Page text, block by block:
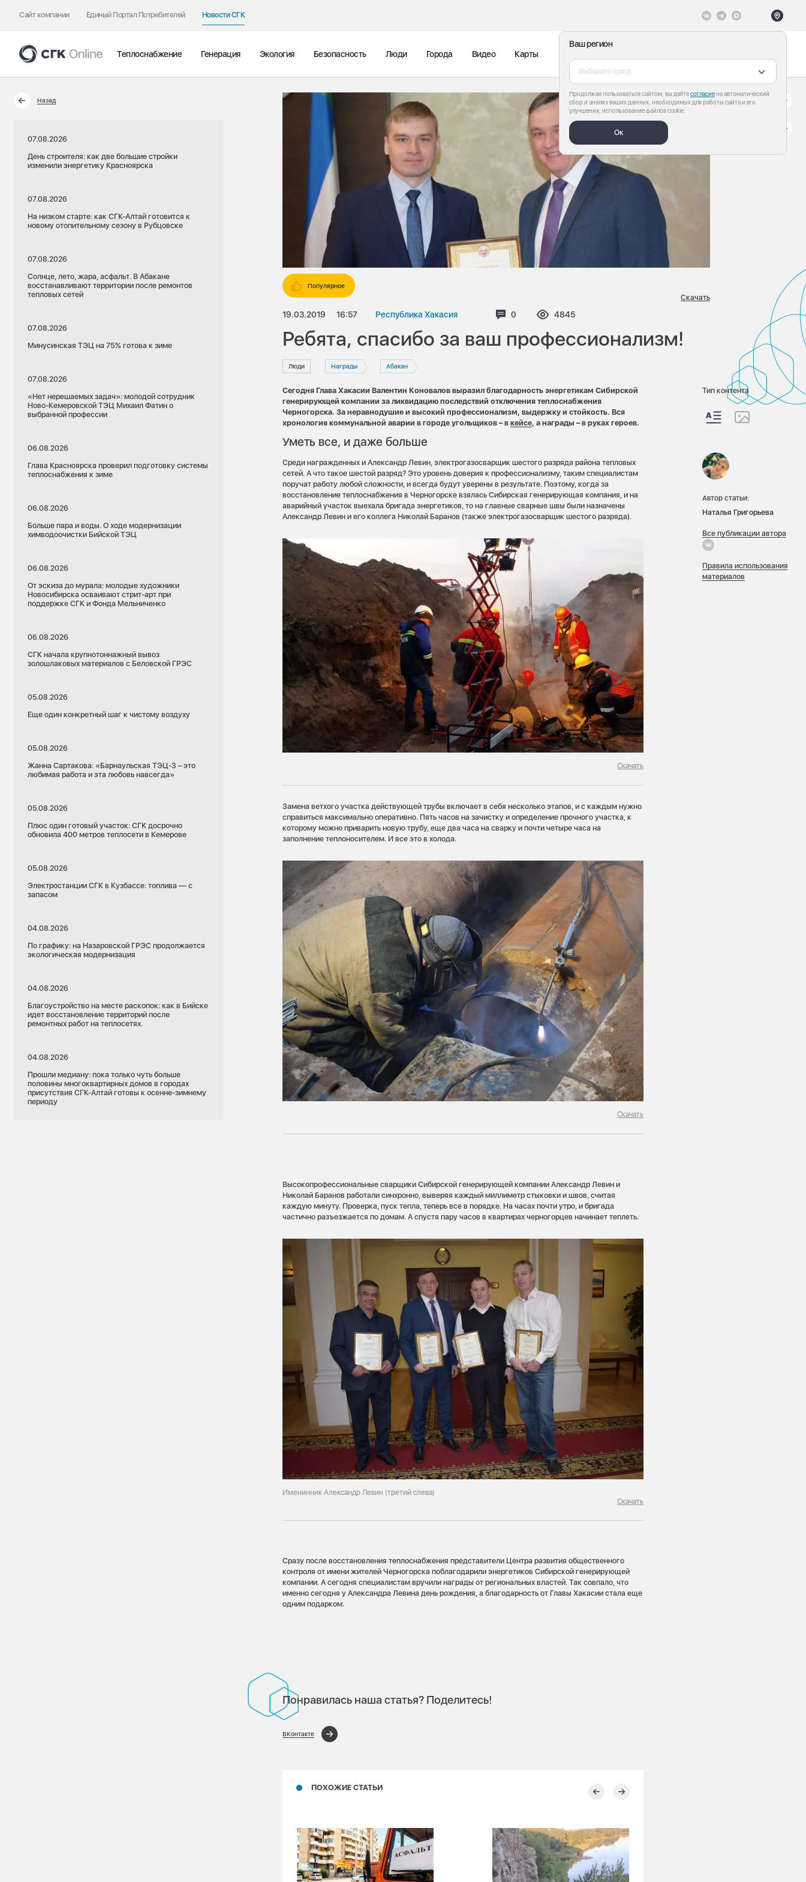
Сайт компании Единый Портал Потребителей Новости СГК
Ваш регион
Выберите город
Продолжая пользоваться сайтом, вы даётесогласиена автоматический
сбор и анализ ваших данных, необходимых для работы сайта и его
улучшения, использование файлов cookie.
Ок
Теплоснабжение Генерация Экология Безопасность Люди Города Видео Карты
Назад
07.08.2026
День строителя: как две большие стройки
изменили энергетику Красноярска
07.08.2026
На низком старте: как СГК-Алтай готовится к
новому отопительному сезону в Рубцовске
07.08.2026
Солнце, лето, жара, асфальт. В Абакане
восстанавливают территории после ремонтов
тепловых сетей
07.08.2026
Минусинская ТЭЦ на 75% готова к зиме
07.08.2026
«Нет нерешаемых задач»: молодой сотрудник
Ново-Кемеровской ТЭЦ Михаил Фатин о
выбранной профессии
06.08.2026
Глава Красноярска проверил подготовку системы
теплоснабжения к зиме
06.08.2026
Больше пара и воды. О ходе модернизации
химводоочистки Бийской ТЭЦ
06.08.2026
От эскиза до мурала: молодые художники
Новосибирска осваивают стрит-арт при
поддержке СГК и Фонда Мельниченко
06.08.2026
СГК начала крупнотоннажный вывоз
золошлаковых материалов с Беловской ГРЭС
05.08.2026
Еще один конкретный шаг к чистому воздуху
05.08.2026
Жанна Сартакова: «Барнаульская ТЭЦ-3 – это
любимая работа и эта любовь навсегда»
05.08.2026
Плюс один готовый участок: СГК досрочно
обновила 400 метров теплосети в Кемерове
05.08.2026
Электростанции СГК в Кузбассе: топлива — с
запасом
04.08.2026
По графику: на Назаровской ГРЭС продолжается
экологическая модернизация
04.08.2026
Благоустройство на месте раскопок: как в Бийске
идет восстановление территорий после
ремонтных работ на теплосетях.
04.08.2026
Прошли медиану: пока только чуть больше
половины многоквартирных домов в городах
присутствия СГК-Алтай готовы к осенне-зимнему
периоду
Популярное
19.03.2019 16:57 Республика Хакасия Комментариев:
0 Просмотров:
4845
Скачать
Ребята, спасибо за ваш профессионализм!
Люди Награды Абакан
Сегодня Глава Хакасии Валентин Коновалов выразил благодарность энергетикам Сибирской
генерирующей компании за ликвидацию последствий отключения теплоснабжения
Черногорска. За неравнодушие и высокий профессионализм, выдержку и стойкость. Вся
хронология коммунальной аварии в городе угольщиков – вкейсе, а награды – в руках героев.
Уметь все, и даже больше
Среди награжденных и Александр Левин, электрогазосварщик шестого разряда района тепловых
сетей. А что такое шестой разряд? Это уровень доверия к профессионализму, таким специалистам
поручат работу любой сложности, и всегда будут уверены в результате. Поэтому, когда за
восстановление теплоснабжения в Черногорске взялась Сибирская генерирующая компания, и на
аварийный участок выехала бригада энергетиков, то на главные сварные швы были назначены
Александр Левин и его коллега Николай Баранов (также электрогазосварщик шестого разряда).
Скачать
Замена ветхого участка действующей трубы включает в себя несколько этапов, и с каждым нужно
справиться максимально оперативно. Пять часов на зачистку и определение прочного участка, к
которому можно приварить новую трубу, еще два часа на сварку и почти четыре часа на
заполнение теплоносителем. И все это в холода.
Скачать
Высокопрофессиональные сварщики Сибирской генерирующей компании Александр Левин и
Николай Баранов работали синхронно, выверяя каждый миллиметр стыковки и швов, считая
каждую минуту. Проверка, пуск тепла, теперь все в порядке. На часах почти утро, и бригада
частично разъезжается по домам. А спустя пару часов в квартирах черногорцев начинает теплеть.
Именинник Александр Левин (третий слева)
Скачать
Сразу после восстановления теплоснабжения представители Центра развития общественного
контроля от имени жителей Черногорска поблагодарили энергетиков Сибирской генерирующей
компании. А сегодня специалистам вручили награды от региональных властей. Так совпало, что
именно сегодня у Александра Левина день рождения, а благодарность от Главы Хакасии стала еще
одним подарком.
Понравилась наша статья? Поделитесь!
ВКонтакте
ПОХОЖИЕ СТАТЬИ
Тип контента
Автор статьи:
Наталья Григорьева
Все публикации автора
Правила использования
материалов